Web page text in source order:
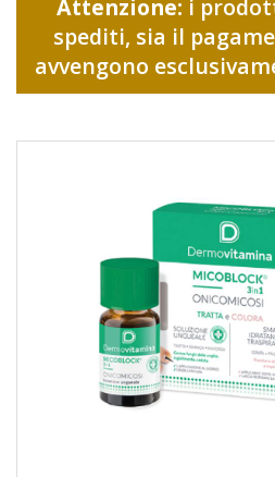
Attenzione: i
spediti, sia il
avvengono